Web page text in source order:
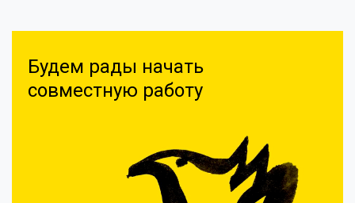
Будем рады начать
совместную работу